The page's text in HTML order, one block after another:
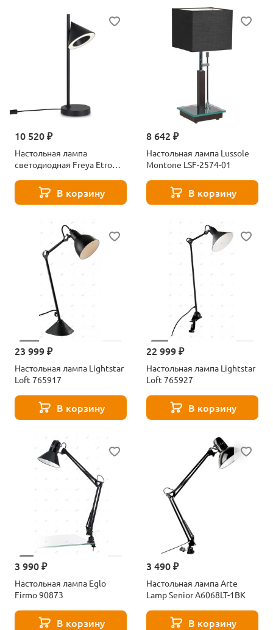
10 520 ₽
Настольная лампа
светодиодная Freya Etro
В корзину
8 642 ₽
Настольная лампа Lussole
Montone LSF-2574-01
В корзину
23 999 ₽
Настольная лампа Lightstar
Loft 765917
В корзину
22 999 ₽
Настольная лампа Lightstar
Loft 765927
В корзину
3 990 ₽
Настольная лампа Eglo
Firmo 90873
В корзину
3 490 ₽
Настольная лампа Arte
Lamp Senior A6068LT-1BK
В корзину